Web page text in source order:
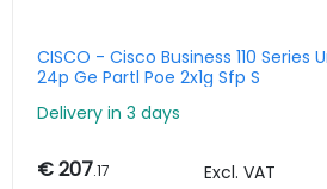
CISCO - Cisco Business 110
24p Ge Partl Poe 2x1g Sfp S
Delivery in 3 days
€ 207.17 Excl. VAT